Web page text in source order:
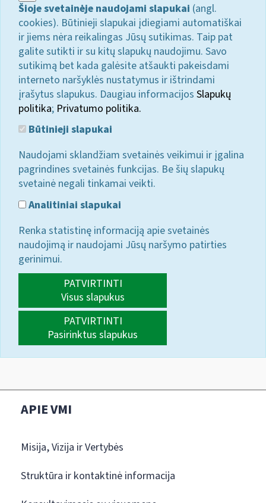
Šioje svetainėje naudojami slapukai (angl.
cookies). Būtinieji slapukai įdiegiami automatiškai
ir jiems nėra reikalingas Jūsų sutikimas. Taip pat
galite sutikti ir su kitų slapukų naudojimu. Savo
sutikimą bet kada galėsite atšaukti pakeisdami
interneto naršyklės nustatymus ir ištrindami
įrašytus slapukus. Daugiau informacijos Slapukų
politika; Privatumo politika.
Būtinieji slapukai
Naudojami sklandžiam svetainės veikimui ir įgalina
pagrindines svetainės funkcijas. Be šių slapukų
svetainė negali tinkamai veikti.
Analitiniai slapukai
Renka statistinę informaciją apie svetainės
naudojimą ir naudojami Jūsų naršymo patirties
gerinimui.
PATVIRTINTI
Visus slapukus
PATVIRTINTI
Pasirinktus slapukus
APIE VMI
Misija, Vizija ir Vertybės
Struktūra ir kontaktinė informacija